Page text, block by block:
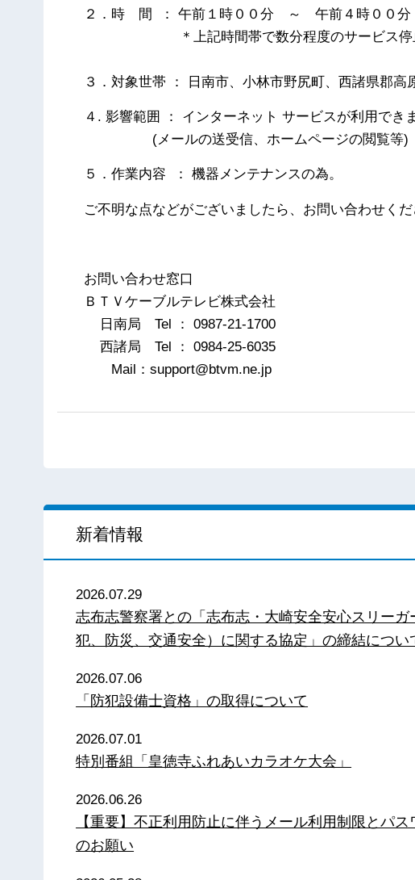
２．時 間 ： 午前１時００分 ～ 午前４時００分
＊上記時間帯で数分程度のサービス停止
３．対象世帯 ： 日南市、小林市野尻町、西諸県郡高
４. 影響範囲 ： インターネット サービスが利用でき
(メールの送受信、ホームページの閲覧等)
５．作業内容 ： 機器メンテナンスの為。
ご不明な点などがございましたら、お問い合わせくだ
以
お問い合わせ窓口
ＢＴＶケーブルテレビ株式会社
日南局 Tel ： 0987-21-1700
西諸局 Tel ： 0984-25-6035
Mail：support@btvm.ne.jp
新着情報
2026.07.29
志布志警察署との「志布志・大崎安全安心スリーガ
犯、防災、交通安全）に関する協定」の締結につい
2026.07.06
「防犯設備士資格」の取得について
2026.07.01
特別番組「皇徳寺ふれあいカラオケ大会」
2026.06.26
【重要】不正利用防止に伴うメール利用制限とパス
のお願い